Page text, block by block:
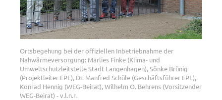
Ortsbegehung bei der offiziellen Inbetriebnahme der
Nahwärmeversorgung: Marlies Finke (Klima- und
Umweltschutzleitstelle Stadt Langenhagen), Sönke Brünig
(Projektleiter EPL), Dr. Manfred Schüle (Geschäftsführer EPL),
Konrad Hennig (WEG-Beirat), Wilhelm O. Behrens (Vorsitzender
WEG-Beirat) - v.l.n.r.